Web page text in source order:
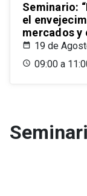
Seminario:
el
mercados y
19 de
09:00 a